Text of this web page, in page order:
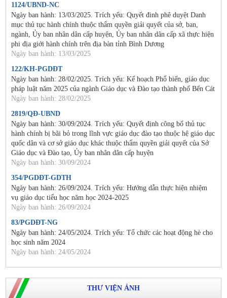
1124/UBND-NC
Ngày ban hành: 13/03/2025. Trích yếu: Quyết đinh phê duyệt Danh
mục thủ tục hành chính thuộc thẩm quyền giải quyết của sở, ban,
ngành, Ủy ban nhân dân cấp huyện, Ủy ban nhân dân cấp xã thực hiện
phi địa giới hành chính trên địa bàn tỉnh Bình Dương
Ngày ban hành: 13/03/2025
122/KH-PGDĐT
Ngày ban hành: 28/02/2025. Trích yếu: Kế hoạch Phổ biến, giáo dục
pháp luật năm 2025 của ngành Giáo dục và Đào tạo thành phố Bến Cát
Ngày ban hành: 28/02/2025
2819/QĐ-UBND
Ngày ban hành: 30/09/2024. Trích yếu: Quyết định công bố thủ tục
hành chính bị bãi bỏ trong lĩnh vực giáo dục đào tạo thuộc hệ giáo dục
quốc dân và cơ sở giáo dục khác thuộc thẩm quyền giải quyết của Sở
Giáo dục và Đào tạo, Ủy ban nhân dân cấp huyện
Ngày ban hành: 30/09/2024
354/PGDĐT-GDTH
Ngày ban hành: 26/09/2024. Trích yếu: Hướng dẫn thực hiện nhiệm
vụ giáo dục tiểu học năm học 2024-2025
Ngày ban hành: 26/09/2024
83/PGDĐT-NG
Ngày ban hành: 24/05/2024. Trích yếu: Tổ chức các hoạt động hè cho
học sinh năm 2024
Ngày ban hành: 24/05/2024
THƯ VIỆN ẢNH